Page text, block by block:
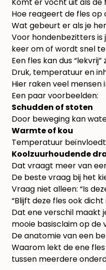
Hoe reageert de fles op
Wat gebeurt er als je
Voor hondenbezitters is
keer om of wordt snel
Een fles kan dus
Druk, temperatuur en
Hier raken veel
Een paar voorbeelden:
Schudden of stoten
Door beweging kan
Warmte of kou
Temperatuur
Koolzuurhoudende
Dat vraagt meer van
De beste vraag bij het
Vraag niet alleen: “Is
“Blijft deze fles ook
Dat ene verschil maakt
mooie basisclaim op de
De anatomie van een
Waarom lekt de ene
tussen meerdere